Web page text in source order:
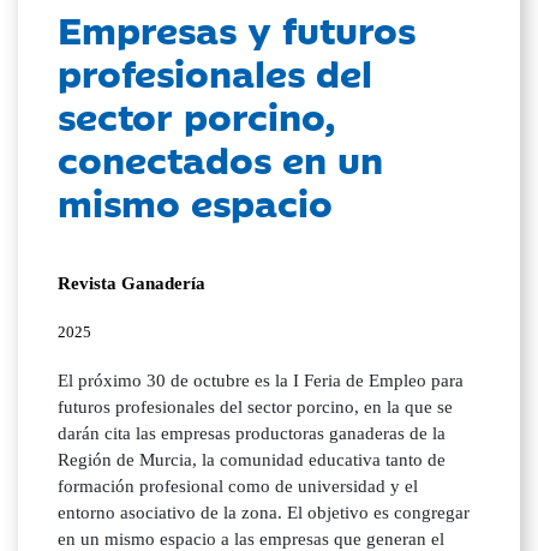
Empresas y futuros
profesionales del
sector porcino,
conectados en un
mismo espacio
Revista Ganadería
2025
El próximo 30 de octubre es la I Feria de Empleo para
futuros profesionales del sector porcino, en la que se
darán cita las empresas productoras ganaderas de la
Región de Murcia, la comunidad educativa tanto de
formación profesional como de universidad y el
entorno asociativo de la zona. El objetivo es congregar
en un mismo espacio a las empresas que generan el